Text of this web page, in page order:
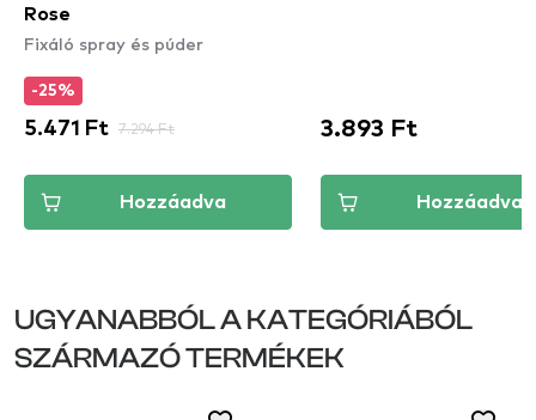
Rose
Fixáló spray és púder
-25%
5.471 Ft 7.294 Ft
Hozzáadva
3.893 Ft
Hozzáadva
UGYANABBÓL A KATEGÓRIÁBÓL
SZÁRMAZÓ TERMÉKEK